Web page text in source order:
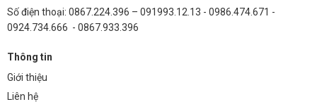
Số điện thoại: 0867.224.396 – 091993.12.13 - 0986.474.671 -
0924.734.666 - 0867.933.396
Thông tin
Giới thiệu
Liên hệ